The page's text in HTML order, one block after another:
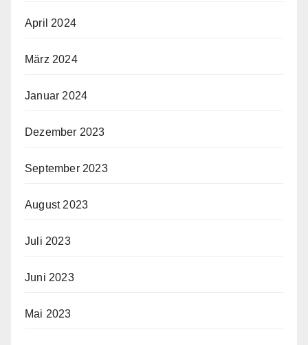
April 2024
März 2024
Januar 2024
Dezember 2023
September 2023
August 2023
Juli 2023
Juni 2023
Mai 2023